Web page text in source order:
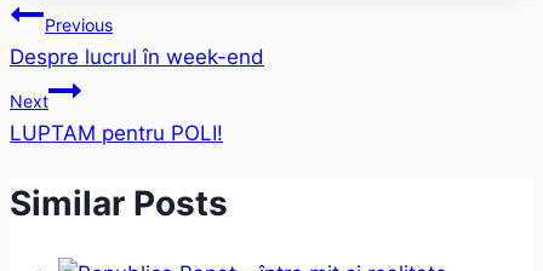
Post
navigation
Previous
Despre lucrul în week-end
Next
LUPTAM pentru POLI!
Similar Posts